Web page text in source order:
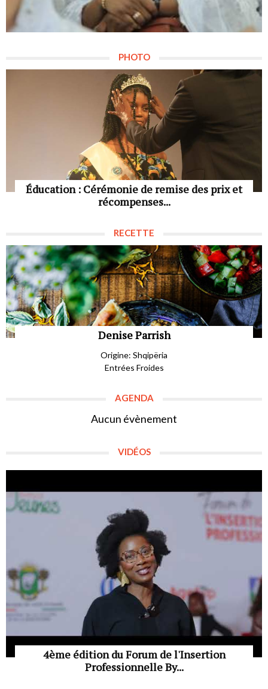
PHOTO
Éducation : Cérémonie de remise des prix et
récompenses...
RECETTE
Denise Parrish
Origine: Shqipëria
Entrées Froides
AGENDA
Aucun évènement
VIDÉOS
4ème édition du Forum de l'Insertion
Professionnelle By...